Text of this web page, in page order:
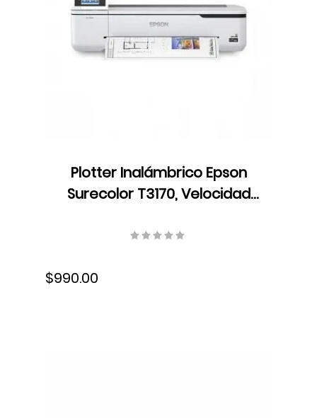
Plotter Inalámbrico Epson
Surecolor T3170, Velocidad
Resolución 2400 x 1200 dpi,
$990.00